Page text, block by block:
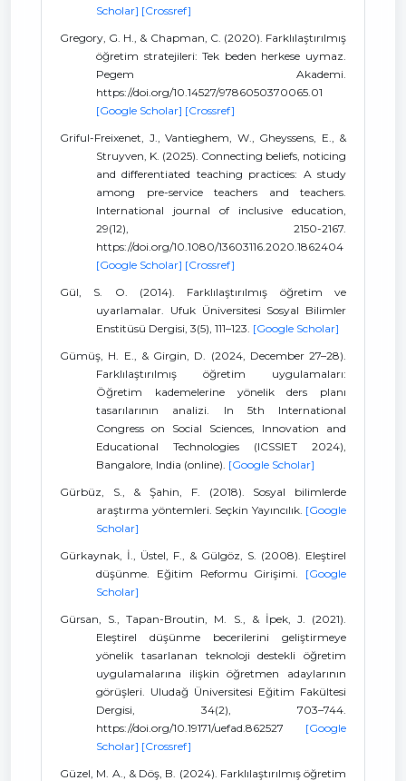
Scholar] [Crossref]
Gregory, G. H., & Chapman, C. (2020). Farklılaştırılmış
öğretim stratejileri: Tek beden herkese uymaz.
Pegem Akademi.
https://doi.org/10.14527/9786050370065.01
[Google Scholar] [Crossref]
Griful-Freixenet, J., Vantieghem, W., Gheyssens, E., &
Struyven, K. (2025). Connecting beliefs, noticing
and differentiated teaching practices: A study
among pre-service teachers and teachers.
International journal of inclusive education,
29(12), 2150-2167.
https://doi.org/10.1080/13603116.2020.1862404
[Google Scholar] [Crossref]
Gül, S. O. (2014). Farklılaştırılmış öğretim ve
uyarlamalar. Ufuk Üniversitesi Sosyal Bilimler
Enstitüsü Dergisi, 3(5), 111–123. [Google Scholar]
Gümüş, H. E., & Girgin, D. (2024, December 27–28).
Farklılaştırılmış öğretim uygulamaları:
Öğretim kademelerine yönelik ders planı
tasarılarının analizi. In 5th International
Congress on Social Sciences, Innovation and
Educational Technologies (ICSSIET 2024),
Bangalore, India (online). [Google Scholar]
Gürbüz, S., & Şahin, F. (2018). Sosyal bilimlerde
araştırma yöntemleri. Seçkin Yayıncılık. [Google
Scholar]
Gürkaynak, İ., Üstel, F., & Gülgöz, S. (2008). Eleştirel
düşünme. Eğitim Reformu Girişimi. [Google
Scholar]
Gürsan, S., Tapan-Broutin, M. S., & İpek, J. (2021).
Eleştirel düşünme becerilerini geliştirmeye
yönelik tasarlanan teknoloji destekli öğretim
uygulamalarına ilişkin öğretmen adaylarının
görüşleri. Uludağ Üniversitesi Eğitim Fakültesi
Dergisi, 34(2), 703–744.
https://doi.org/10.19171/uefad.862527 [Google
Scholar] [Crossref]
Güzel, M. A., & Döş, B. (2024). Farklılaştırılmış öğretim